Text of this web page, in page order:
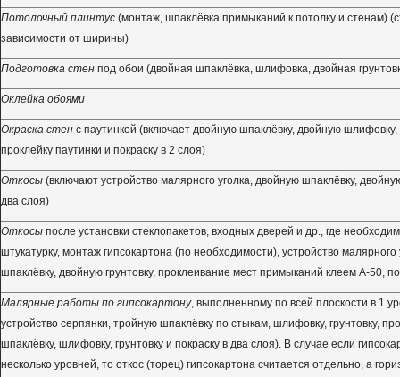
Потолочный плинтус (монтаж, шпаклёвка примыканий к потолку и стенам)
зависимости от ширины)
Подготовка стен под обои (двойная шпаклёвка, шлифовка, двойная
Оклейка обоями
Окраска стен с паутинкой (включает двойную шпаклёвку, двойную шлифовку,
проклейку паутинки и покраску в 2 слоя)
Откосы (включают устройство малярного уголка, двойную шпаклёвку,
два слоя)
Откосы после установки стеклопакетов, входных дверей и др., где
штукатурку, монтаж гипсокартона (по необходимости), устройство малярного
шпаклёвку, двойную грунтовку, проклеивание мест примыканий клеем А-50,
Малярные работы по гипсокартону, выполненному по всей плоскости в 1
устройство серпянки, тройную шпаклёвку по стыкам, шлифовку, грунтовку,
шпаклёвку, шлифовку, грунтовку и покраску в два слоя). В случае если
несколько уровней, то откос (торец) гипсокартона считается отдельно, а